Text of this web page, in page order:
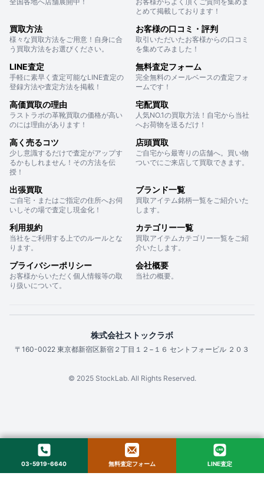
とめて掲載しております！
買取方法
様々な買取方法をご用意！自身に合
う買取方法をお選びください。
お客様の口コミ・評判
取引いただいたお客様からの口コミ
を集めてみました！
LINE査定
手軽に素早く査定可能なLINE査定の
登録方法や査定方法を掲載！
無料査定フォーム
完全無料のメールベースの査定フォ
ームです！
高価買取の理由
ラストラボの革靴買取の価格が高い
のには理由があります！
宅配買取
人気NO.1の買取方法！自宅から当社
へお荷物を送るだけ！
高く売るコツ
少し意識するだけで査定がアップす
るかもしれません！その方法を伝
授！
店頭買取
ご自宅から最寄りの店舗へ。買い物
ついでにご来店して買取できます。
出張買取
ご自宅・またはご指定の住所へお伺
いしその場で査定し現金化！
ブランド一覧
買取アイテム銘柄一覧をご紹介いた
します。
利用規約
当社をご利用する上でのルールとな
ります。
カテゴリー一覧
買取アイテムカテゴリー一覧をご紹
介いたします。
プライバシーポリシー
お客様からいただく個人情報等の取
り扱いについて。
会社概要
当社の概要。
株式会社ストックラボ
〒160-0022 東京都新宿区新宿２丁目１２−１６ セントフォービル ２０３
© 2025 StockLab. All Rights Reserved.
03-5919-6640 無料査定フォーム LINE査定